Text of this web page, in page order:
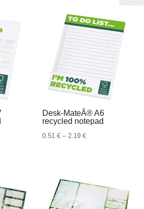
Desk-MateÂ® A6
recycled notepad
0.51€ – 2.19€Raspon
do